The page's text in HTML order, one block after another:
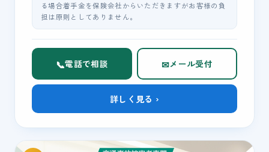
る場合着手金を保険会社からいただきますがお客様の負
担は原則としてありません。
📞電話で相談 ✉メール受付
詳しく見る ›